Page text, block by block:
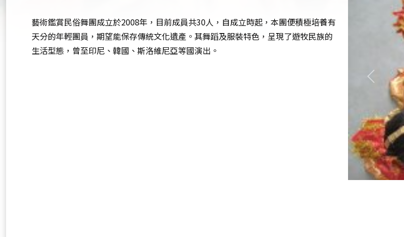
藝術鑑賞民俗舞團成立於2008年，目前成員共30人，自成立時起，本團便積極培養有
天分的年輕團員，期望能保存傳統文化遺產。其舞蹈及服裝特色，呈現了遊牧民族的
生活型態，曾至印尼、韓國、斯洛維尼亞等國演出。
Previous